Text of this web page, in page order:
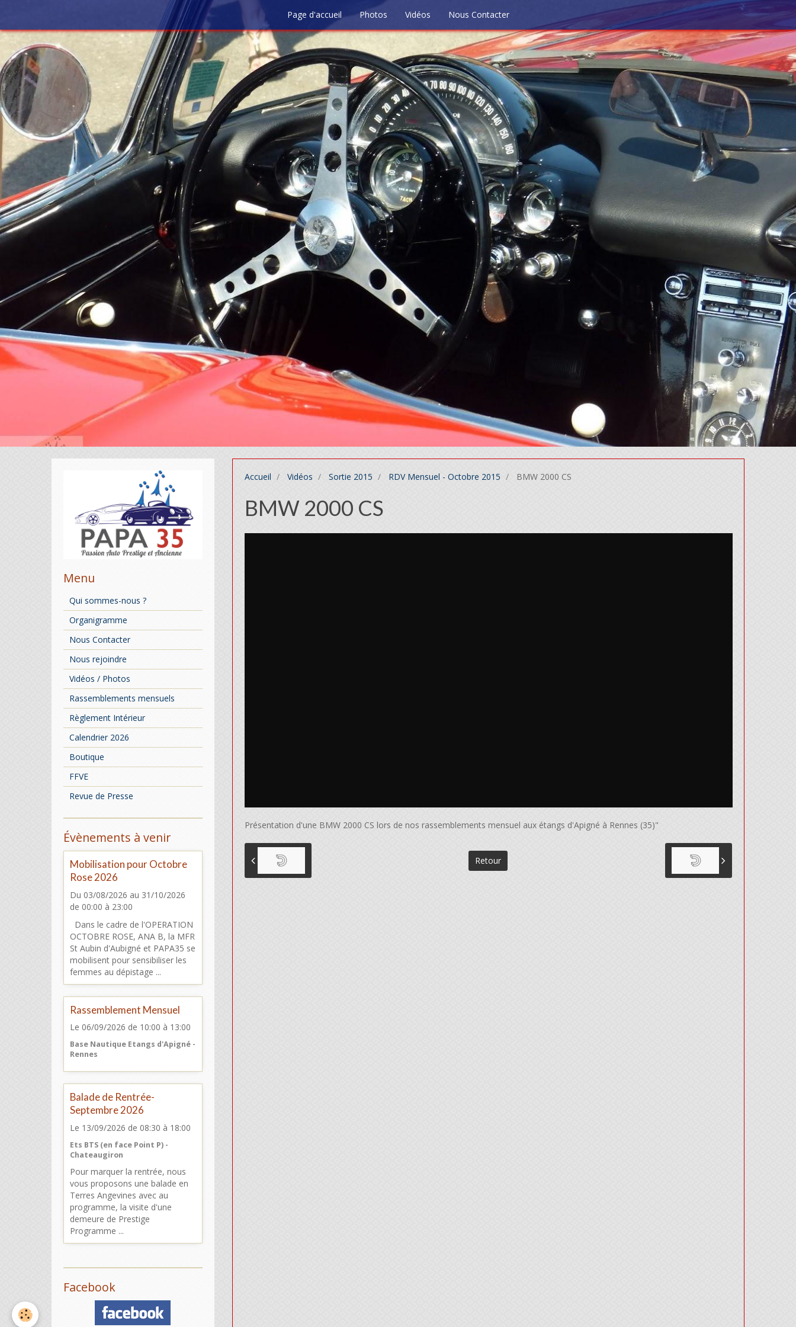
Page d'accueil Photos Vidéos Nous Contacter
Accueil Vidéos Sortie 2015 RDV Mensuel - Octobre 2015 BMW 2000 CS
BMW 2000 CS
Présentation d'une BMW 2000 CS lors de nos rassemblements mensuel aux étangs d'Apigné à Rennes (35)"
Retour
Menu
Qui sommes-nous ?
Organigramme
Nous Contacter
Nous rejoindre
Vidéos / Photos
Rassemblements mensuels
Règlement Intérieur
Calendrier 2026
Boutique
FFVE
Revue de Presse
Évènements à venir
Mobilisation pour Octobre
Rose 2026
Du 03/08/2026 au 31/10/2026
de 00:00 à 23:00
Dans le cadre de l'OPERATION
OCTOBRE ROSE, ANA B, la MFR
St Aubin d'Aubigné et PAPA35 se
mobilisent pour sensibiliser les
femmes au dépistage ...
Rassemblement Mensuel
Le 06/09/2026 de 10:00 à 13:00
Base Nautique Etangs d'Apigné -
Rennes
Balade de Rentrée-
Septembre 2026
Le 13/09/2026 de 08:30 à 18:00
Ets BTS (en face Point P) -
Chateaugiron
Pour marquer la rentrée, nous
vous proposons une balade en
Terres Angevines avec au
programme, la visite d'une
demeure de Prestige
Programme ...
Facebook